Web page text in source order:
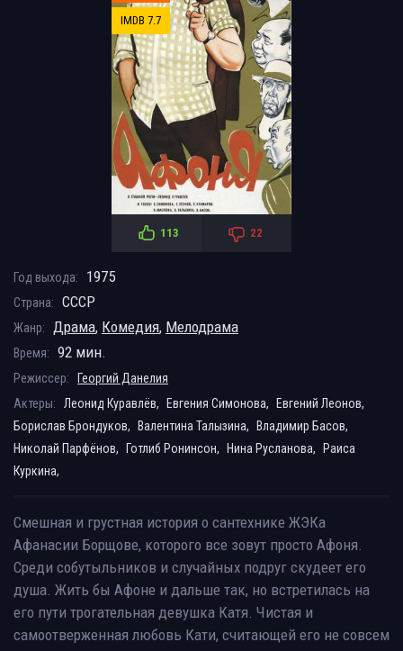
IMDB 7.7
113 22
Год выхода: 1975
Страна: СССР
Жанр: Драма, Комедия, Мелодрама
Время: 92 мин.
Режиссер:
Георгий Данелия
Актеры:
Леонид Куравлёв, Евгения Симонова,
Евгений Леонов,
Борислав Брондуков,
Валентина Талызина,
Владимир Басов,
Николай Парфёнов,
Готлиб Ронинсон, Нина Русланова,
Раиса
Куркина,
Смешная и грустная история о сантехнике ЖЭКа
Афанасии Борщове, которого все зовут просто Афоня.
Среди собутыльников и случайных подруг скудеет его
душа. Жить бы Афоне и дальше так, но встретилась на
его пути трогательная девушка Катя. Чистая и
самоотверженная любовь Кати, считающей его не совсем